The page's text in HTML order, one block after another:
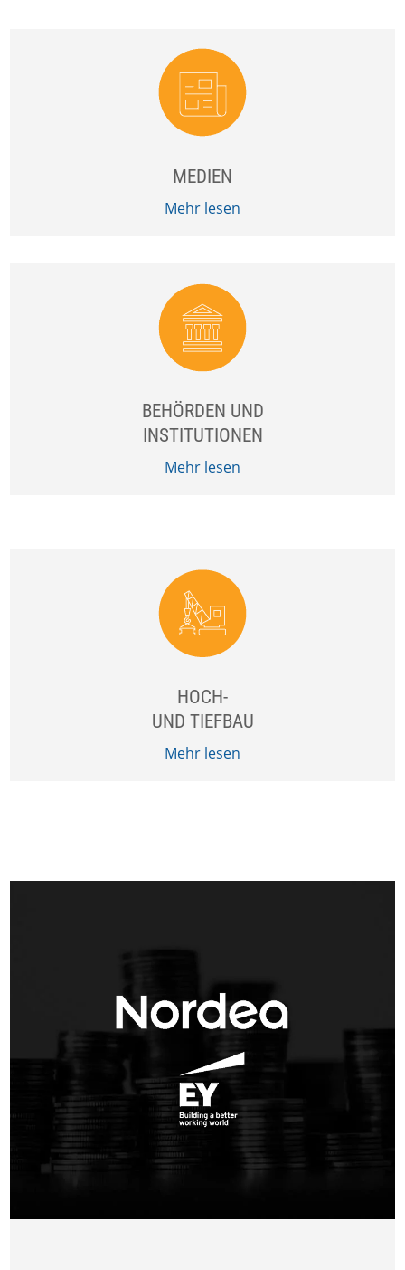
MEDIEN
Mehr lesen
BEHÖRDEN UND
INSTITUTIONEN
Mehr lesen
HOCH-
UND TIEFBAU
Mehr lesen